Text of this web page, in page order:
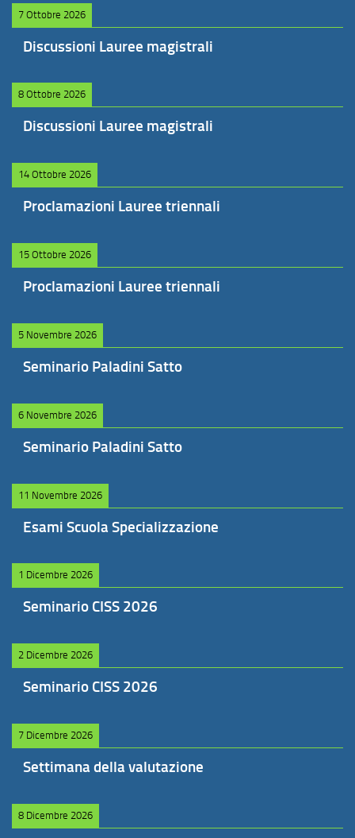
7 Ottobre 2026
Discussioni Lauree magistrali
8 Ottobre 2026
Discussioni Lauree magistrali
14 Ottobre 2026
Proclamazioni Lauree triennali
15 Ottobre 2026
Proclamazioni Lauree triennali
5 Novembre 2026
Seminario Paladini Satto
6 Novembre 2026
Seminario Paladini Satto
11 Novembre 2026
Esami Scuola Specializzazione
1 Dicembre 2026
Seminario CISS 2026
2 Dicembre 2026
Seminario CISS 2026
7 Dicembre 2026
Settimana della valutazione
8 Dicembre 2026